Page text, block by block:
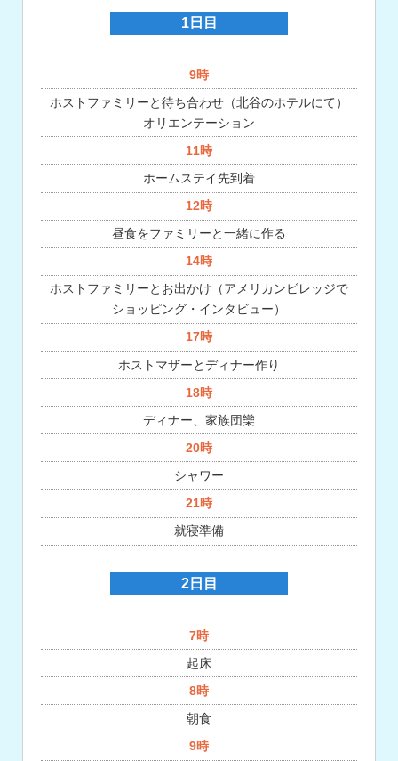
1日目
9時
ホストファミリーと待ち合わせ（北谷のホテルにて）
オリエンテーション
11時
ホームステイ先到着
12時
昼食をファミリーと一緒に作る
14時
ホストファミリーとお出かけ（アメリカンビレッジで
ショッピング・インタビュー）
17時
ホストマザーとディナー作り
18時
ディナー、家族団欒
20時
シャワー
21時
就寝準備
2日目
7時
起床
8時
朝食
9時